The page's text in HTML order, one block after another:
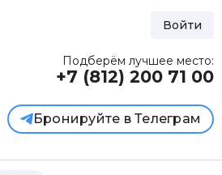
Войти
Подберём лучшее место:
+7 (812) 200 71 00
Бронируйте в Телеграм